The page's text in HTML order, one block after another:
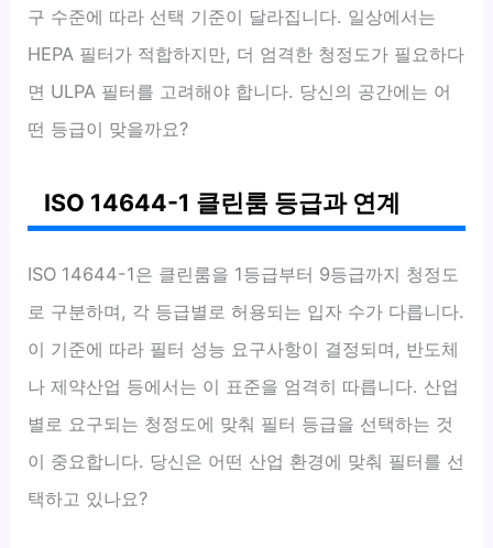
구 수준에 따라 선택 기준이 달라집니다. 일상에서는
HEPA 필터가 적합하지만, 더 엄격한 청정도가 필요하다
면 ULPA 필터를 고려해야 합니다. 당신의 공간에는 어
떤 등급이 맞을까요?
ISO 14644-1 클린룸 등급과 연계
ISO 14644-1은 클린룸을 1등급부터 9등급까지 청정도
로 구분하며, 각 등급별로 허용되는 입자 수가 다릅니다.
이 기준에 따라 필터 성능 요구사항이 결정되며, 반도체
나 제약산업 등에서는 이 표준을 엄격히 따릅니다. 산업
별로 요구되는 청정도에 맞춰 필터 등급을 선택하는 것
이 중요합니다. 당신은 어떤 산업 환경에 맞춰 필터를 선
택하고 있나요?